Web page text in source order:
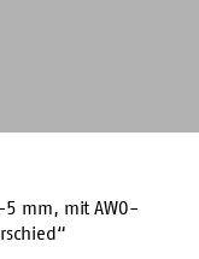
mm, mit AWO-